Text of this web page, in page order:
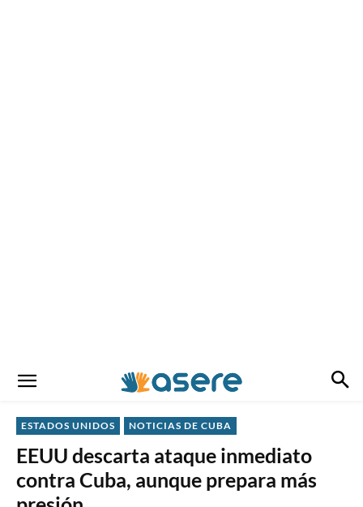
ESTADOS UNIDOS NOTICIAS DE CUBA
EEUU descarta ataque inmediato
contra Cuba, aunque prepara más